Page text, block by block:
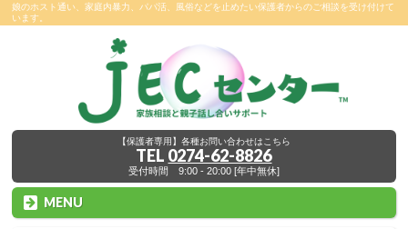
娘のホスト通い、家庭内暴力、パパ活、風俗などを止めたい保護者からのご相談を受け付けて
います。
【保護者専用】各種お問い合わせはこちら
TEL 0274-62-8826
受付時間 9:00 - 20:00 [年中無休]
MENU